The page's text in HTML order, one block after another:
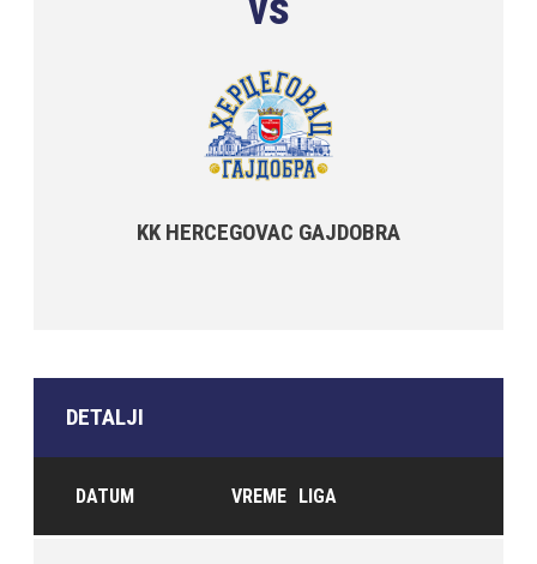
KK HERCEGOVAC GAJDOBRA
DETALJI
DATUM VREME LIGA